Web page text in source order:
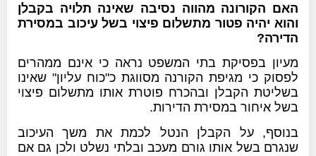
האם הקורונה מהווה נסיבה שאינה תלויה בקבלן
והוא יהיה פטור מתשלום פיצוי בשל עיכוב במסירת
הדירה?
מעיון בפסיקת בתי המשפט נראה כי אינם ממהרים
לפסוק כי מגיפת הקורנה מסווגת כ"כוח עליון" שאינו
בשליטת הקבלן ובהכרח פוטרת אותו מתשלום פיצוי
בשל איחור במסירת הדירות.
בנוסף, על הקבלן הנטל לכמת את משך העיכוב
שנגרם בשל אותו גורם מעכב ובלתי נשלט ולכן גם אם